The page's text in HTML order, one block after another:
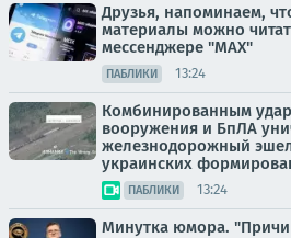
Друзья, напоминаем,
материалы можно
мессенджере "МАХ"
ПАБЛИКИ 13:24
Комбинированным
вооружения и БпЛА
железнодорожный
украинских
ПАБЛИКИ 13:24
Минутка юмора.